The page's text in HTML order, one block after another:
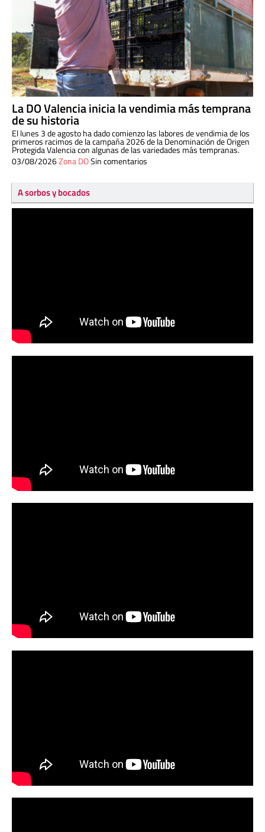
La DO Valencia inicia la vendimia más temprana
de su historia
El lunes 3 de agosto ha dado comienzo las labores de vendimia de los
primeros racimos de la campaña 2026 de la Denominación de Origen
Protegida Valencia con algunas de las variedades más tempranas.
03/08/2026Zona DOSin comentarios
A sorbos y bocados